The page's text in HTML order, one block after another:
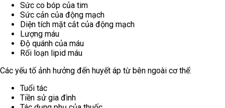
Sức co bóp của tim
Sức cản của động mạch
Diện tích mặt cắt của động mạch
Lượng máu
Độ quánh của máu
Rối loạn lipid máu
Các yếu tố ảnh hưởng đến huyết áp từ bên ngoài cơ thể:
Tuổi tác
Tiền sử gia đình